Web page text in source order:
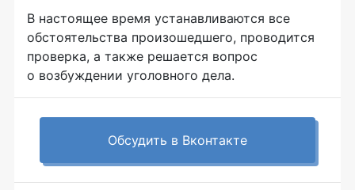
В настоящее время устанавливаются все
обстоятельства произошедшего, проводится
проверка, а также решается вопрос
о возбуждении уголовного дела.
Обсудить в Вконтакте